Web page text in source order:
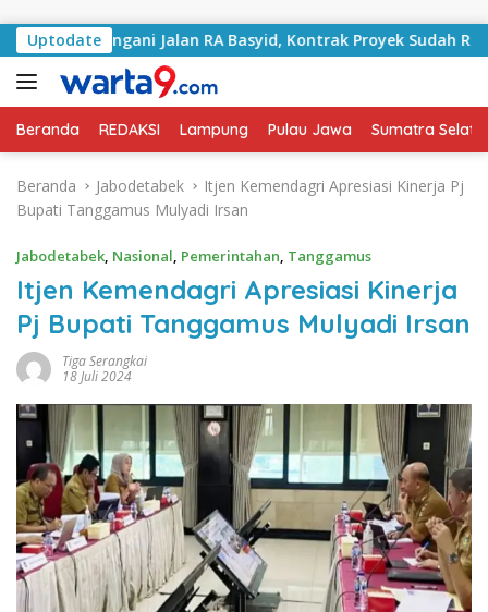
Uptodate
Tangani Jalan RA Basyid, Kontrak Proyek Sudah Rampung
Beranda REDAKSI Lampung Pulau Jawa Sumatra
Beranda Jabodetabek
Itjen Kemendagri Apresiasi Kinerja Pj
Bupati Tanggamus Mulyadi Irsan
Jabodetabek, Nasional, Pemerintahan, Tanggamus
Itjen Kemendagri Apresiasi Kinerja
Pj Bupati Tanggamus Mulyadi Irsan
Tiga Serangkai
18 Juli 2024